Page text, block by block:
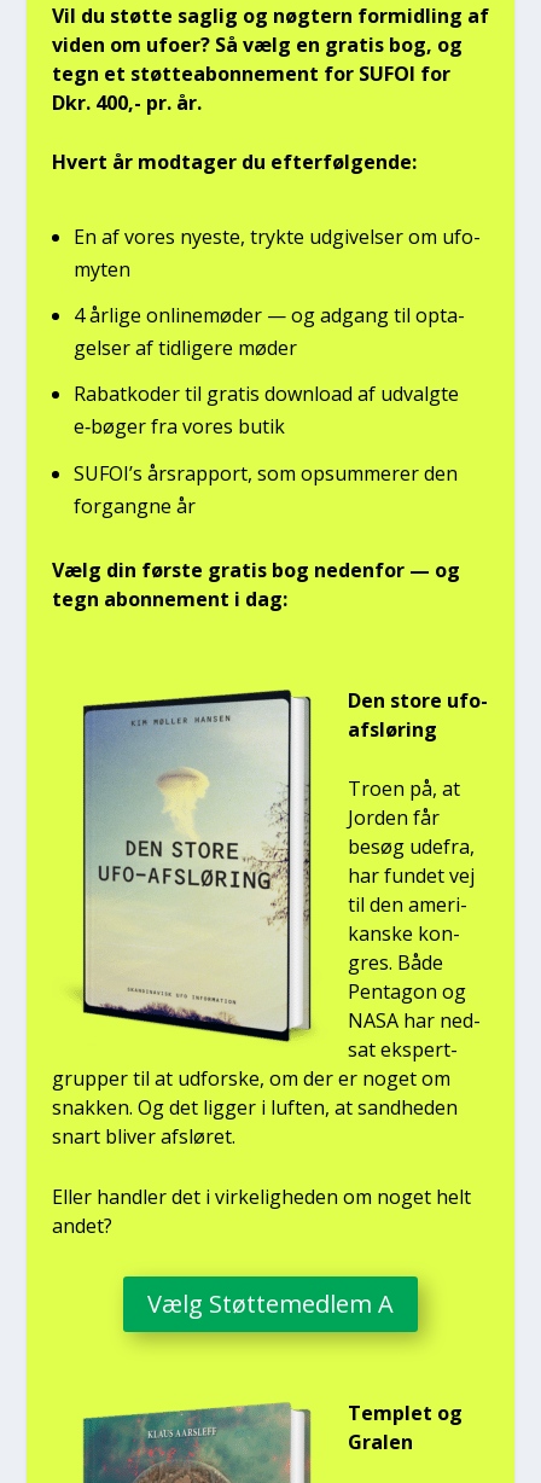
Vil du støt­te sag­lig og nøg­tern for­mid­ling af
viden om ufo­er? Så vælg en gra­tis bog, og
tegn et støt­tea­bon­ne­ment for SUFOI for
Dkr. 400,- pr. år.
Hvert år mod­ta­ger du efter­føl­gen­de:
En af vores nye­ste, tryk­te udgi­vel­ser om ufo­
myten
4 årli­ge onli­ne­mø­der — og adgang til opta­
gel­ser af tid­li­ge­re møder
Rabat­ko­der til gra­tis down­lo­ad af udvalg­te
e‑bøger fra vores butik
SUFOI’s års­rap­port, som opsum­me­rer den
for­gang­ne år
Vælg din før­ste gra­tis bog neden­for — og
tegn abon­ne­ment i dag:
Den sto­re ufo-
afslø­ring
Tro­en på, at
Jor­den får
besøg ude­fra,
har fun­det vej
til den ame­ri­
kan­ske kon­
gres. Både
Pen­ta­gon og
NASA har ned­
sat eks­pert­
grup­per til at udfor­ske, om der er noget om
snak­ken. Og det lig­ger i luf­ten, at sand­he­den
snart bli­ver afslø­ret.
Eller hand­ler det i vir­ke­lig­he­den om noget helt
andet?
Vælg Støt­te­med­lem A
Temp­let og
Gra­len